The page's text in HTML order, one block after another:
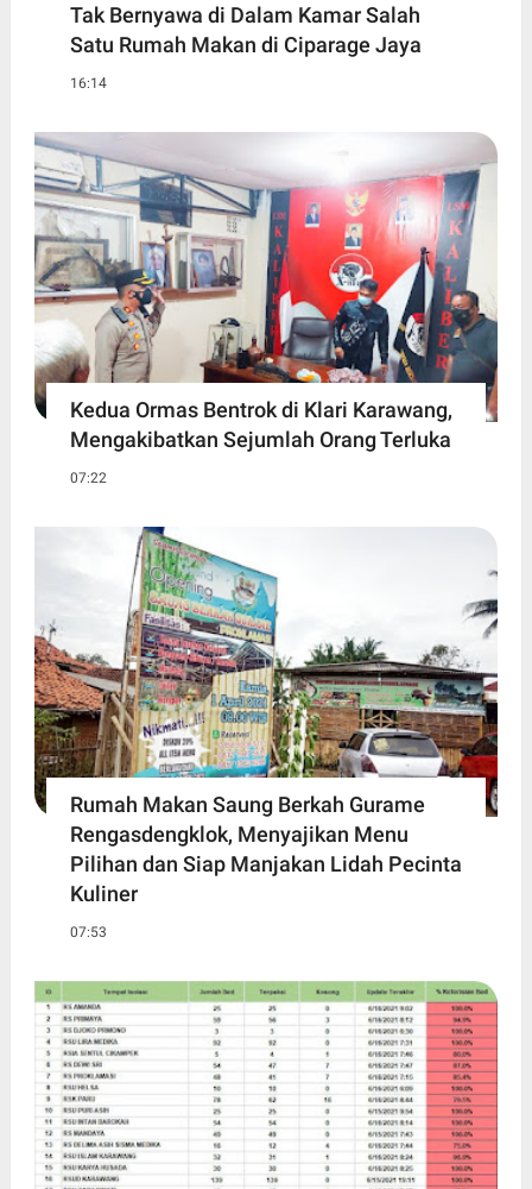
Tak Bernyawa di Dalam Kamar Salah
Satu Rumah Makan di Ciparage Jaya
16:14
Kedua Ormas Bentrok di Klari Karawang,
Mengakibatkan Sejumlah Orang Terluka
07:22
Rumah Makan Saung Berkah Gurame
Rengasdengklok, Menyajikan Menu
Pilihan dan Siap Manjakan Lidah Pecinta
Kuliner
07:53